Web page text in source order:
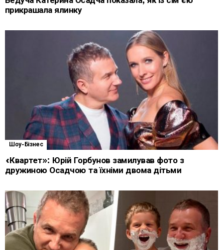
прикрашала ялинку
Шоу-Бізнес
«Квартет»: Юрій Горбунов замилував фото з
дружиною Осадчою та їхніми двома дітьми